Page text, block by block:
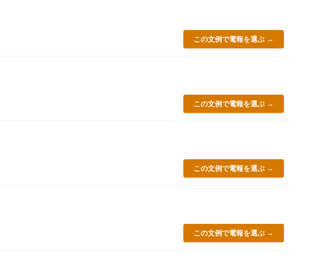
この文例で電報を選ぶ →
この文例で電報を選ぶ →
この文例で電報を選ぶ →
この文例で電報を選ぶ →